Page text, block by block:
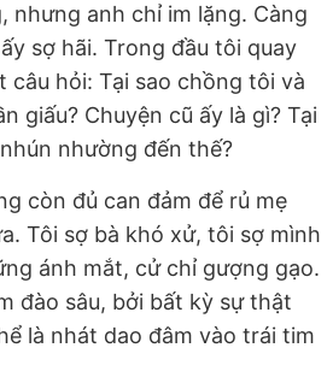
nhưng anh chỉ im lặng. Càng
sợ hãi. Trong đầu tôi quay
câu hỏi: Tại sao chồng tôi và
giấu? Chuyện cũ ấy là gì? Tại
nhường đến thế?
còn đủ can đảm để rủ mẹ
Tôi sợ bà khó xử, tôi sợ mình
ánh mắt, cử chỉ gượng gạo.
đào sâu, bởi bất kỳ sự thật
là nhát dao đâm vào trái tim